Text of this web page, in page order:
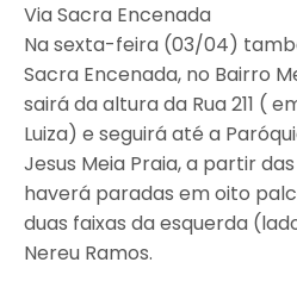
Via Sacra Encenada
Na sexta-feira (03/04)
Sacra Encenada, no Bairro
sairá da altura da Rua 211 (
Luiza) e seguirá até a
Jesus Meia Praia, a partir
haverá paradas em oito
duas faixas da esquerda
Nereu Ramos.